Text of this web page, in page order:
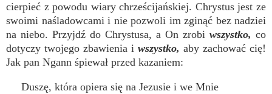
cierpieć z powodu wiary chrześcijańskiej. Chrystus jest ze
swoimi naśladowcami i nie pozwoli im zginąć bez nadziei
na niebo. Przyjdź do Chrystusa, a On zrobi wszystko, co
dotyczy twojego zbawienia i wszystko, aby zachować cię!
Jak pan Ngann śpiewał przed kazaniem:
Duszę, która opiera się na Jezusie i we Mnie